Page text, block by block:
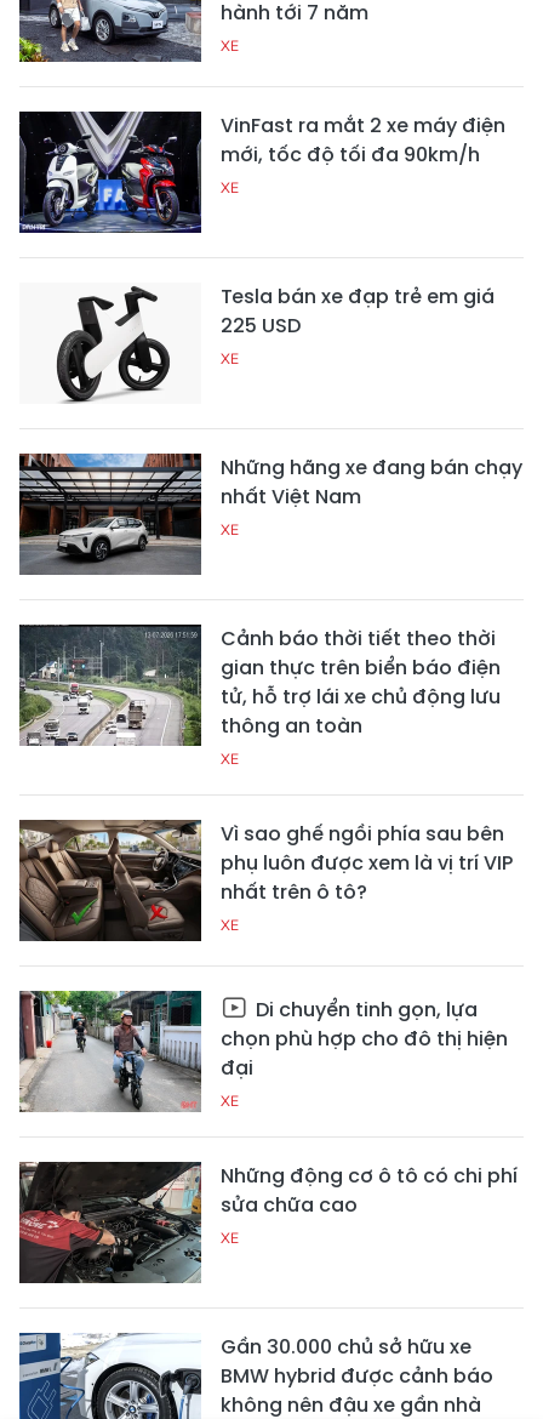
hành tới 7 năm
XE
VinFast ra mắt 2 xe máy điện
mới, tốc độ tối đa 90km/h
XE
Tesla bán xe đạp trẻ em giá
225 USD
XE
Những hãng xe đang bán chạy
nhất Việt Nam
XE
Cảnh báo thời tiết theo thời
gian thực trên biển báo điện
tử, hỗ trợ lái xe chủ động lưu
thông an toàn
XE
Vì sao ghế ngồi phía sau bên
phụ luôn được xem là vị trí VIP
nhất trên ô tô?
XE
Di chuyển tinh gọn, lựa
chọn phù hợp cho đô thị hiện
đại
XE
Những động cơ ô tô có chi phí
sửa chữa cao
XE
Gần 30.000 chủ sở hữu xe
BMW hybrid được cảnh báo
không nên đậu xe gần nhà